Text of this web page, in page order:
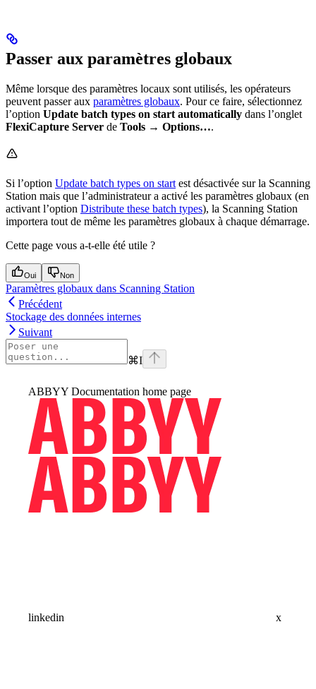
Passer aux paramètres globaux
Même lorsque des paramètres locaux sont utilisés, les opérateurs
peuvent passer aux paramètres globaux. Pour ce faire, sélectionnez
l’option Update batch types on start automatically dans l’onglet
FlexiCapture Server de Tools → Options….
Si l’option Update batch types on start est désactivée sur la Scanning
Station mais que l’administrateur a activé les paramètres globaux (en
activant l’option Distribute these batch types), la Scanning Station
importera tout de même les paramètres globaux à chaque démarrage.
Cette page vous a-t-elle été utile ?
Oui Non
Paramètres globaux dans Scanning Station
Précédent
Stockage des données internes
Suivant
⌘I
ABBYY Documentation home page
linkedin x